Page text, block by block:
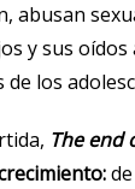
abusan
y sus oídos
los
The